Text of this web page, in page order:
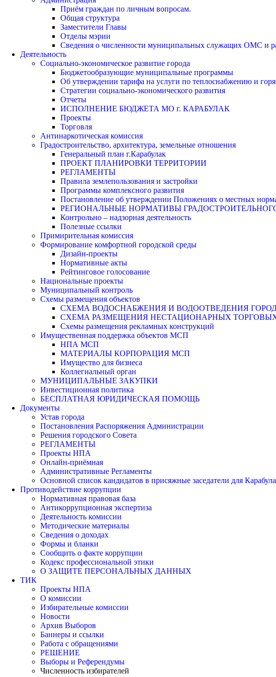
Приём граждан по личным вопросам.
Общая структура
Заместители Главы
Отделы мэрии
Сведения о численности муниципальных служащих ОМС и
Деятельность
Социально-экономическое развитие города
Бюджетообразующие муниципальные программы
Об утверждении тарифа на услуги по теплоснабжению и
Стратегии социально-экономического развития
Отчеты
ИСПОЛНЕНИЕ БЮДЖЕТА МО г. КАРАБУЛАК
Проекты
Торговля
Антинаркотическая комиссия
Градостроительство, архитектура, земельные отношения
Генеральный план г.Карабулак
ПРОЕКТ ПЛАНИРОВКИ ТЕРРИТОРИИ
РЕГЛАМЕНТЫ
Правила землепользования и застройки
Программы комплексного развития
Постановление об утверждении Положениях о местных
РЕГИОНАЛЬНЫЕ НОРМАТИВЫ
Контрольно – надзорная деятельность
Полезные ссылки
Примирительная комиссия
Формирование комфортной городской среды
Дизайн-проекты
Нормативные акты
Рейтинговое голосование
Национальные проекты
Муниципальный контроль
Схемы размещения объектов
СХЕМА ВОДОСНАБЖЕНИЯ И ВОДООТВЕДЕНИЯ
СХЕМА РАЗМЕЩЕНИЯ НЕСТАЦИОНАРНЫХ ТОРГОВЫХ
Схемы размещения рекламных конструкций
Имущественная поддержка объектов МСП
НПА МСП
МАТЕРИАЛЫ КОРПОРАЦИЯ МСП
Имущество для бизнеса
Коллегиальный орган
МУНИЦИПАЛЬНЫЕ ЗАКУПКИ
Инвестиционная политика
БЕСПЛАТНАЯ ЮРИДИЧЕСКАЯ ПОМОЩЬ
Документы
Устав города
Постановления Распоряжения Администрации
Решения городского Совета
РЕГЛАМЕНТЫ
Проекты НПА
Онлайн-приёмная
Административные Регламенты
Основной список кандидатов в присяжные заседатели для
Противодействие коррупции
Нормативная правовая база
Антикоррупционная экспертиза
Деятельность комиссии
Методические материалы
Сведения о доходах
Формы и бланки
Сообщить о факте коррупции
Кодекс профессиональной этики
О ЗАЩИТЕ ПЕРСОНАЛЬНЫХ ДАННЫХ
ТИК
Проекты НПА
О комиссии
Избирательные комиссии
Новости
Архив Выборов
Баннеры и ссылки
Работа с обращениями
РЕШЕНИЕ
Выборы и Референдумы
Численность избирателей